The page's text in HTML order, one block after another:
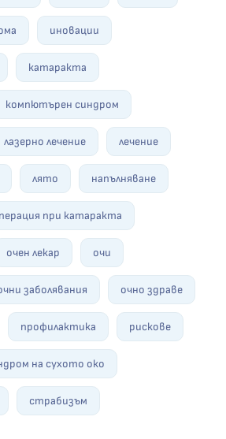
иновации
катаракта
компютърен синдром
лазерно лечение лечение
лято напълняване
при катаракта
очен лекар очи
заболявания очно здраве
профилактика рискове
на сухото око
страбизъм